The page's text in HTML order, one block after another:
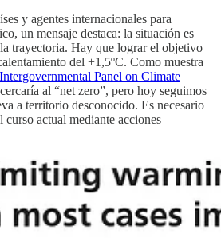
y agentes internacionales para
un mensaje destaca: la situación es
trayectoria. Hay que lograr el objetivo
del +1,5ºC. Como muestra
Panel on Climate
al “net zero”, pero hoy seguimos
a territorio desconocido. Es necesario
curso actual mediante acciones